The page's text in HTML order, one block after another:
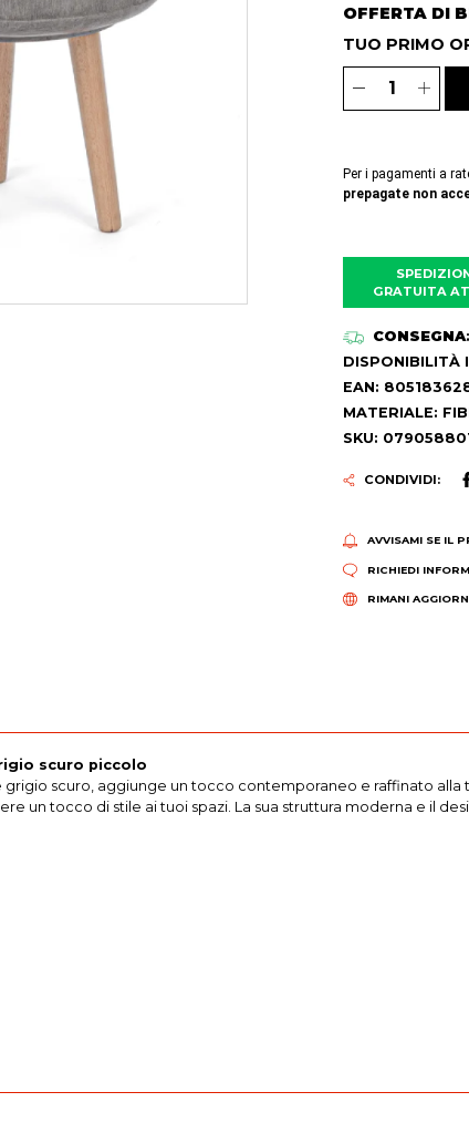
OFFERTA DI
TUO PRIMO
Per i pagamenti a
prepagate non
GRATUITA
CONSEGNA
DISPONIBILITÀ
EAN:
MATERIALE:
SKU:
CONDIVIDI:
AVVISAMI SE IL
RICHIEDI
RIMANI
scuro piccolo
scuro, aggiunge un tocco contemporaneo e raffinato
un tocco di stile ai tuoi spazi. La sua struttura moderna e il